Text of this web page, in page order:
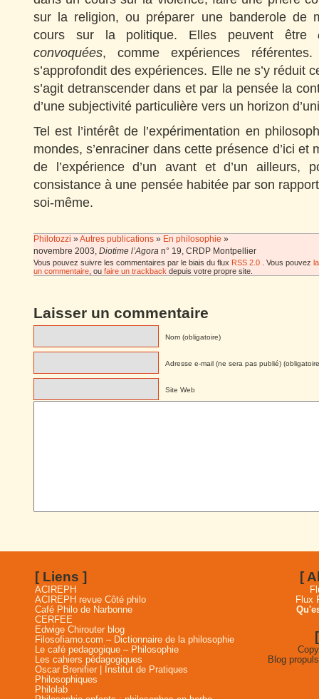
sur la religion, ou préparer une banderole de
cours sur la politique. Elles peuvent être
convoquées, comme expériences
s’approfondit des expériences. Elle ne s’y réduit
s’agit detranscender dans et par la pensée la
d’une subjectivité particulière vers un horizon
Tel est l’intérêt de l’expérimentation en
mondes, s’enraciner dans cette présence d’ici et
de l’expérience d’un avant et d’un ailleurs,
consistance à une pensée habitée par son
soi-même.
Philotozzi »Autres publications » En philosophie »
novembre 2003, Diotime l’Agora n° 19, CRDP Montpellier
Vous pouvez suivre les commentaires par le biais du flux RSS 2.0 . Vous pouvez
un commentaire , ou faire un trackback depuis votre propre site.
Laisser un commentaire
Nom (obligatoire)
Adresse e-mail (ne sera pas publié)
Site Web
[ Liens ]
ACIREPH
ACIREPH revue Côté philo
Café Philo de Narbonne
CERFEE
Edwige Chirouter blog
Filosofiamo.com – Dictionnaire de la philosophie
Le café pedagogique – Philosophie
Les cahiers pédagogiques
Oscar Brenifier | Institut de Pratiques
Philosophiques
Philolab
[
Flux
Blog